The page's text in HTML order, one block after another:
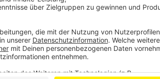
Wissen ist immer dabei: Dank
das sämtliches Wissen der Menschheit
deutsche Wikipedia-Artikel. Und